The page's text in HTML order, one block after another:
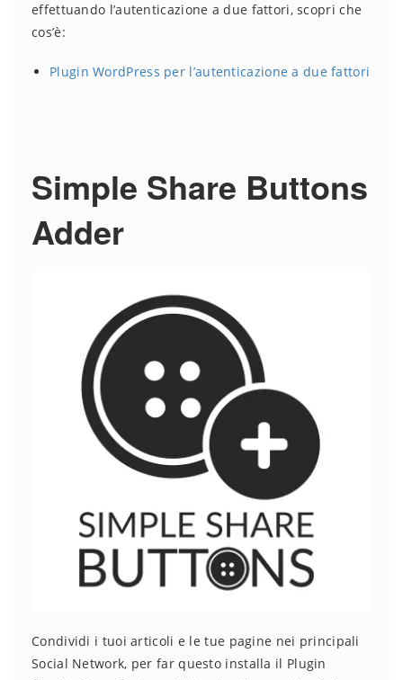
effettuando l’autenticazione a due fattori, scopri che
cos’è:
Plugin WordPress per l’autenticazione a due fattori
Simple Share Buttons
Adder
Condividi i tuoi articoli e le tue pagine nei principali
Social Network, per far questo installa il Plugin